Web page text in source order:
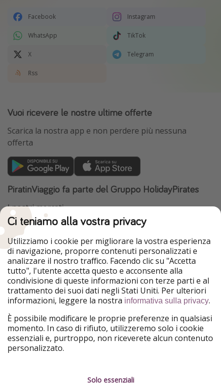
Facebook Instagram
WhatsApp TikTok
X Telegram
Rss
Vuoi ricevere le nostre ultime offerte
Scarica la nostra app e non perdere più nessuna
offerta
PiratinViaggio fa parte del Gruppo HolidayPirates
I nostri mercati
HolidayPirates
VakantiePiraten
WakacyjniPiraci
Ferienpiraten
Urlaubspiraten
Urlaubspiraten
ViajerosPiratas
TravelPirates
Il nostro gruppo
HolidayPirates Group
Conoscici meglio
Chi siamo
Lavora con noi
Informazioni legali
Termini d' Uso
Ci teniamo alla vostra privacy
Utilizziamo i cookie per migliorare la vostra esperienza
di navigazione, proporre contenuti personalizzati e
analizzare il nostro traffico. Facendo clic su "Accetta
tutto", l'utente accetta questo e acconsente alla
condivisione di queste informazioni con terze parti e al
trattamento dei suoi dati negli Stati Uniti. Per ulteriori
informazioni, leggere la nostra informativa sulla privacy.
È possibile modificare le proprie preferenze in qualsiasi
momento. In caso di rifiuto, utilizzeremo solo i cookie
essenziali e, purtroppo, non riceverete alcun contenuto
personalizzato.
Solo essenziali